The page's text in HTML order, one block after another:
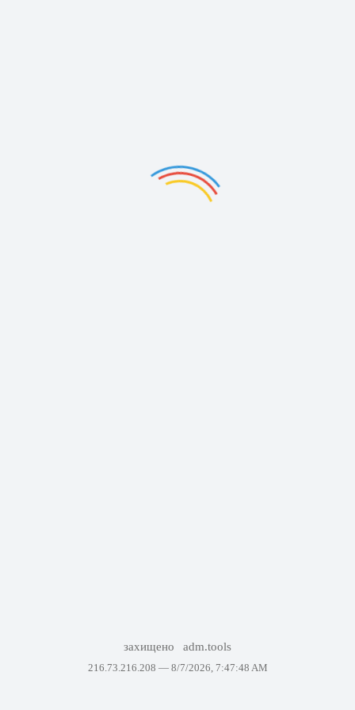
захищено adm.tools
216.73.216.208 — 8/7/2026, 7:47:48 AM